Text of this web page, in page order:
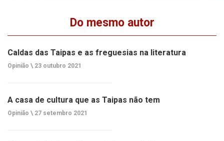
Do mesmo autor
Caldas das Taipas e as freguesias na literatura
Opinião \ 23 outubro 2021
A casa de cultura que as Taipas não tem
Opinião \ 27 setembro 2021